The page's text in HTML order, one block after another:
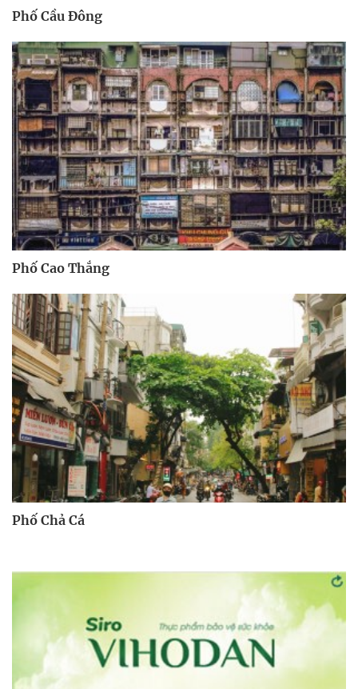
Phố Cầu Đông
Phố Cao Thắng
Phố Chả Cá